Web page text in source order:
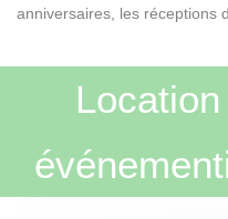
anniversaires, les réceptions